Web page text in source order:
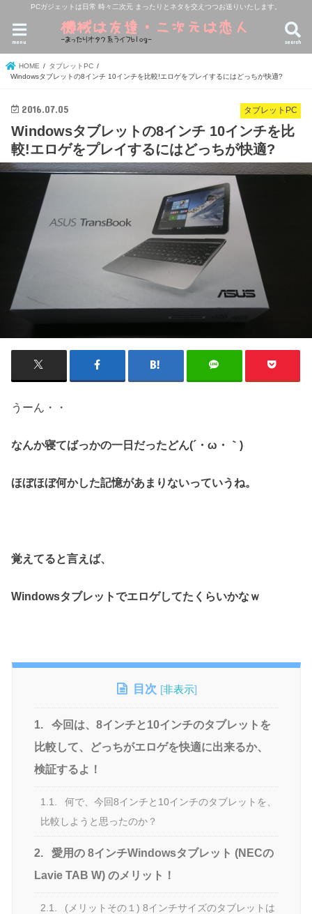
PCガジェットは日常 時々二次元 まったりとネタを交えつつお送りいたします。
search
menu
HOME
タブレットPC
Windowsタブレットの8インチ 10インチを比較!エロゲをプレイするにはどっちが快適?
タブレットPC
2016.07.05
Windowsタブレットの8インチ 10インチを比
較!エロゲをプレイするにはどっちが快適?
うーん・・
なんか寝てばっかの一日だったどん(´・ω・｀)
ほぼほぼ何かした記憶があまりないっていうね。
覚えてると言えば、
Windowsタブレットでエロゲしてたくらいかなｗ
目次 [非表示]
1.
今回は、8インチと10インチのタブレットを
比較して、どっちがエロゲを快適に出来るか、
検証するよ！
1.1.
何で、今回8インチと10インチのタブレットを、
比較しようと思ったのか？
2.
愛用の 8インチWindowsタブレット (NECの
Lavie TAB W) のメリット！
2.1.
(メリットその１) 8インチサイズのタブレットは